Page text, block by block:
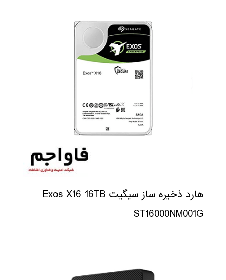
هارد ذخیره ساز سیگیت Exos X16 16TB
ST16000NM001G